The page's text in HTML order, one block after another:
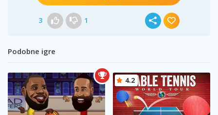
3 1
Podobne igre
4.2